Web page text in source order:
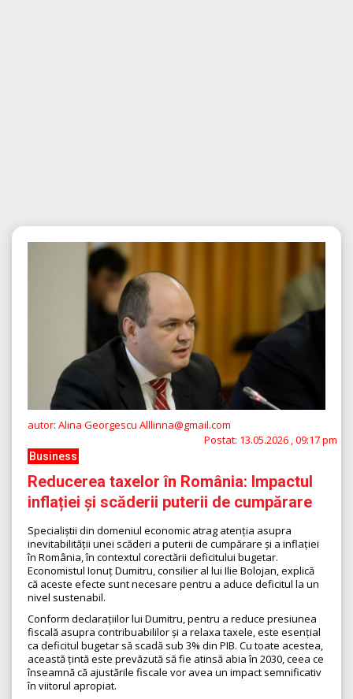
autor: Alina Georgescu Alllinna@gmail.com
Postat: 13.05.2026 , 09:17 pm
Business
Reducerea taxelor în România: Impactul
inflației și scăderii puterii de cumpărare
Specialiștii din domeniul economic atrag atenția asupra
inevitabilității unei scăderi a puterii de cumpărare și a inflației
în România, în contextul corectării deficitului bugetar.
Economistul Ionuț Dumitru, consilier al lui Ilie Bolojan, explică
că aceste efecte sunt necesare pentru a aduce deficitul la un
nivel sustenabil.
Conform declarațiilor lui Dumitru, pentru a reduce presiunea
fiscală asupra contribuabililor și a relaxa taxele, este esențial
ca deficitul bugetar să scadă sub 3% din PIB. Cu toate acestea,
această țintă este prevăzută să fie atinsă abia în 2030, ceea ce
înseamnă că ajustările fiscale vor avea un impact semnificativ
în viitorul apropiat.